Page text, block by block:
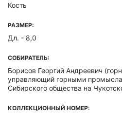
Кость
РАЗМЕР:
Дл. - 8,0
СОБИРАТЕЛЬ:
Борисов Георгий Андреевич
управляющий горными
Сибирского общества на
КОЛЛЕКЦИОННЫЙ НОМЕР: